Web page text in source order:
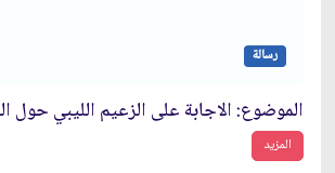
رسالة
المزيد